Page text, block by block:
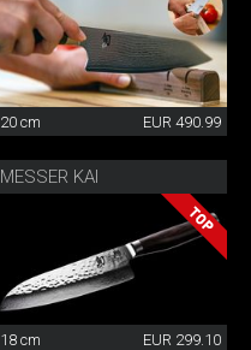
20 cm EUR 490.99
MESSER KAI
18 cm EUR 299.10